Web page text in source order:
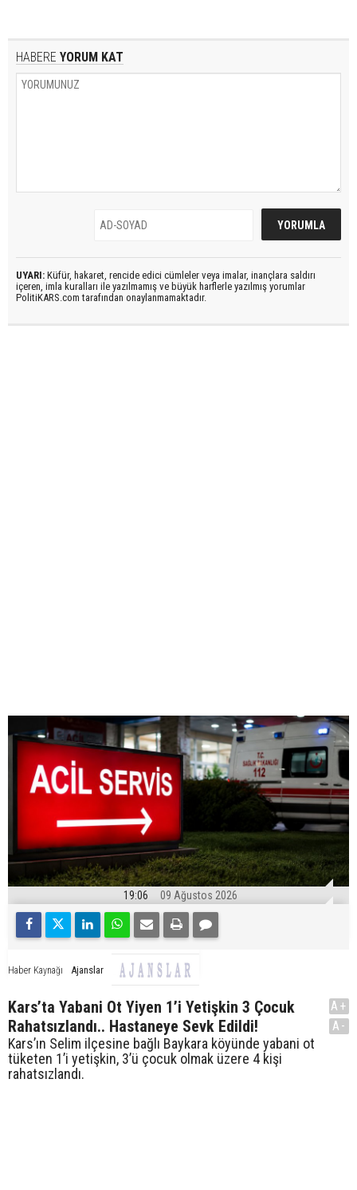
HABERE YORUM KAT
UYARI: Küfür, hakaret, rencide edici cümleler veya imalar, inançlara saldırı
içeren, imla kuralları ile yazılmamış ve büyük harflerle yazılmış yorumlar
PolitiKARS.com tarafından onaylanmamaktadır.
19:06 09 Ağustos 2026
Haber Kaynağı Ajanslar
Kars’ta Yabani Ot Yiyen 1’i Yetişkin 3 Çocuk
Rahatsızlandı.. Hastaneye Sevk Edildi!
Kars’ın Selim ilçesine bağlı Baykara köyünde yabani ot
tüketen 1’i yetişkin, 3’ü çocuk olmak üzere 4 kişi
rahatsızlandı.
A+
A-